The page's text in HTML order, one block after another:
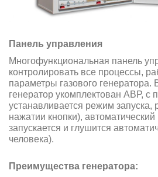
Панель управления
Многофункциональная панель
контролировать все процессы,
параметры газового генератора.
генератор укомплектован АВР, с
устанавливается режим запуска,
нажатии кнопки), автоматический
запускается и глушится
человека).
Преимущества генератора: